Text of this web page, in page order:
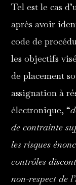
Tel est le cas
après avoir
code de
les objectifs
de placement
assignation à
électronique, “
de contrainte
les risques
contrôles
non-respect de